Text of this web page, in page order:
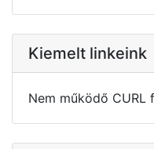
Kiemelt linkeink
Nem működő CURL